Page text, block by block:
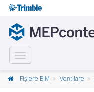
Toggle
navigation
Fișiere BIM Ventilare